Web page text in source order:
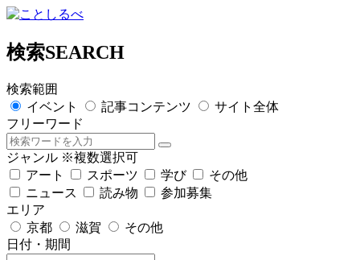
検索SEARCH
検索範囲
イベント
記事コンテンツ
サイト全体
フリーワード
ジャンル ※複数選択可
アート
スポーツ 学び
その他
ニュース
読み物
参加募集
エリア
京都
滋賀
その他
日付・期間